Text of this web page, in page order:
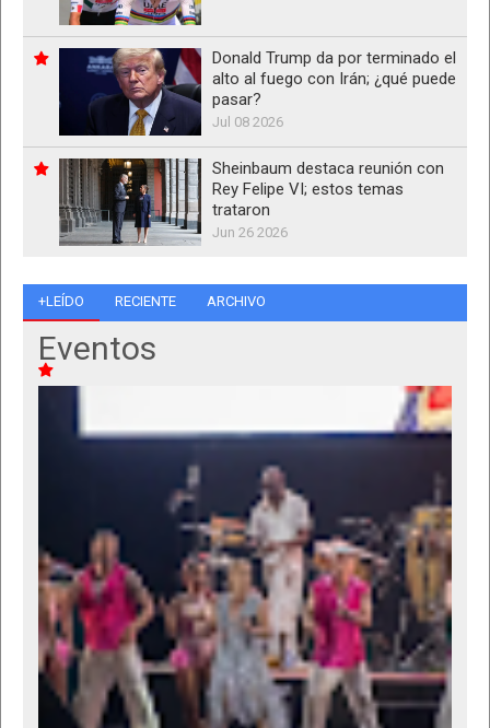
Donald Trump da por terminado el
alto al fuego con Irán; ¿qué puede
pasar?
Jul 08 2026
Sheinbaum destaca reunión con
Rey Felipe VI; estos temas
trataron
Jun 26 2026
+LEÍDO RECIENTE ARCHIVO
Eventos